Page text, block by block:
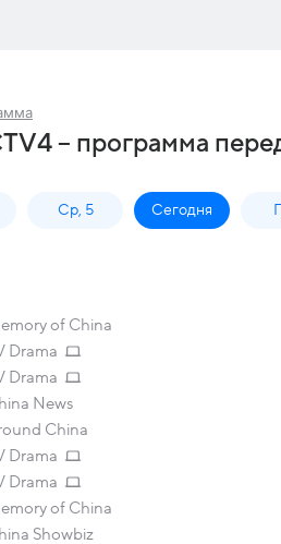
– программа
Ср, 5 Сегодня
of China
Drama
Drama
News
China
Drama
Drama
of China
Showbiz